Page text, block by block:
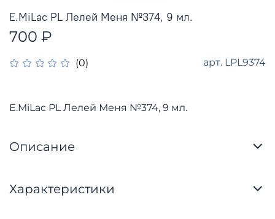
(0) арт. LPL9374
E.MiLac PL Лелей Меня №374, 9 мл.
700 ₽
E.MiLac PL Лелей Меня №374, 9 мл.
Описание
Характеристики